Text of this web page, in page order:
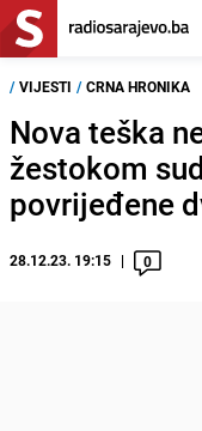
/ VIJESTI / CRNA HRONIKA
Nova teška
žestokom
povrijeđene
28.12.23. 19:15 0